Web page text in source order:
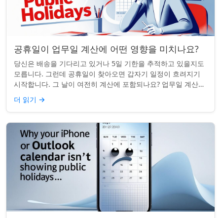
공휴일이 업무일 계산에 어떤 영향을 미치나요?
당신은 배송을 기다리고 있거나 5일 기한을 추적하고 있을지도
모릅니다. 그런데 공휴일이 찾아오면 갑자기 일정이 흐려지기
시작합니다. 그 날이 여전히 계산에 포함되나요? 업무일 계산을
할 때 공휴일은 생각보다 더 중요...
더 읽기 →